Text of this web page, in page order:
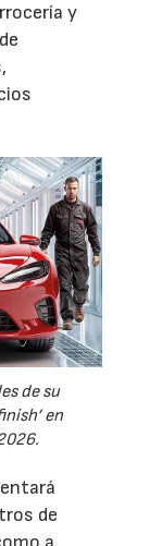
y
de su
en
de